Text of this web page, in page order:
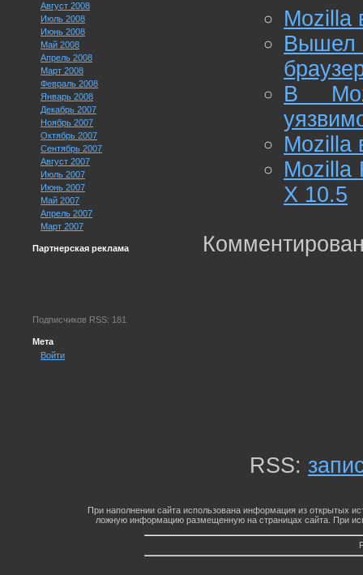
Август 2008
Июль 2008
Июнь 2008
Май 2008
Апрель 2008
Март 2008
Февраль 2008
Январь 2008
Декабрь 2007
Ноябрь 2007
Октябрь 2007
Сентябрь 2007
Август 2007
Июль 2007
Июнь 2007
Май 2007
Апрель 2007
Март 2007
Партнерская реклама
Подписчиков RSS: 181
Мета
Войти
Mozilla
В
Mozilla
Mozilla
X 10.5
RSS:
При наполнении сайта использована информация из открытых
ложную информацию размещенную на страницах сайта. При